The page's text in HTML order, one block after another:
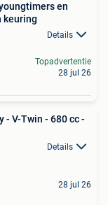
en
keuring
Details
Topadvertentie
28 jul 26
- V-Twin - 680 cc -
Details
28 jul 26